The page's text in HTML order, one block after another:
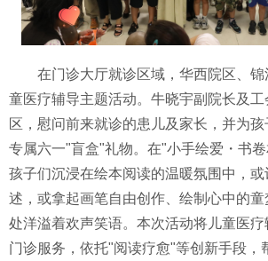
在门诊大厅就诊区域，华西院区、
童医疗辅导主题活动。牛晓宇副院长及
区，慰问前来就诊的患儿及家长，并为
专属六一"盲盒"礼物。在"小手绘爱・书卷
孩子们沉浸在绘本阅读的温暖氛围中，
述，或拿起画笔自由创作、绘制心中的
处洋溢着欢声笑语。本次活动将儿童医疗
门诊服务，依托"阅读疗愈"等创新手段，